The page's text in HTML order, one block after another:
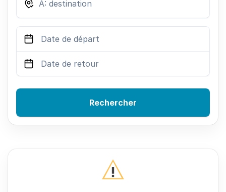
Rechercher